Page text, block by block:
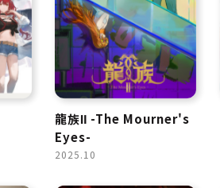
龍族Ⅱ -The Mourner's
Eyes-
2025.10